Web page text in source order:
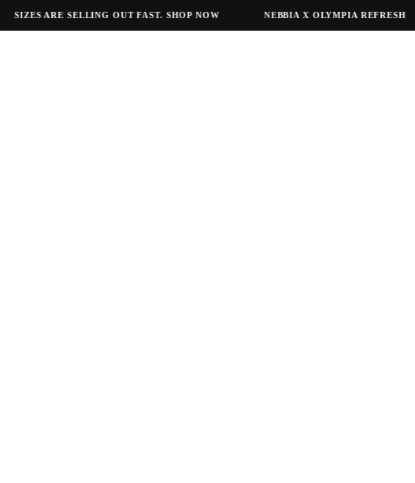
SIZES ARE SELLING OUT FAST. SHOP NOW NEBBIA X OLYMPIA REFRESH